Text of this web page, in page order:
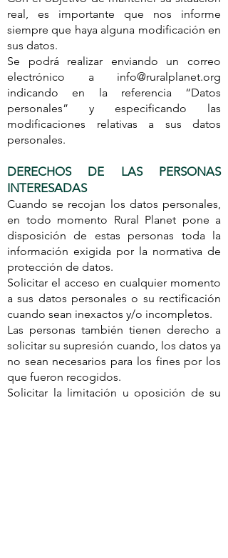
real, es importante que nos informe
siempre que haya alguna modificación en
sus datos.
Se podrá realizar enviando un correo
electrónico a info@ruralplanet.org
indicando en la referencia “Datos
personales” y especificando las
modificaciones relativas a sus datos
personales.
DERECHOS DE LAS PERSONAS
INTERESADAS
Cuando se recojan los datos personales,
en todo momento Rural Planet pone a
disposición de estas personas toda la
información exigida por la normativa de
protección de datos.
Solicitar el acceso en cualquier momento
a sus datos personales o su rectificación
cuando sean inexactos y/o incompletos.
Las personas también tienen derecho a
solicitar su supresión cuando, los datos ya
no sean necesarios para los fines por los
que fueron recogidos.
Solicitar la limitación u oposición de su